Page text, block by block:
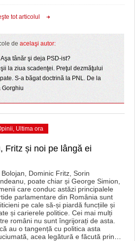
DIN TIMIŞ
tot articolul
de acelaşi autor:
tânăr şi deja PSD-ist?
la ziua scadenţei. Preţul dezmăţului
S-a băgat doctrină la PNL. De la
Gorghiu
, Ultima ora
Fritz și noi pe lângă ei
Bolojan, Dominic Fritz, Sorin
poate chiar și George Simion,
care conduc astăzi principalele
parlamentare din România sunt
pe cale să-și piardă funcțiile și
și carierele politice. Cei mai mulți
români nu sunt îngrijorați de asta.
au o tangență cu politica asta
acea legătură e făcută prin